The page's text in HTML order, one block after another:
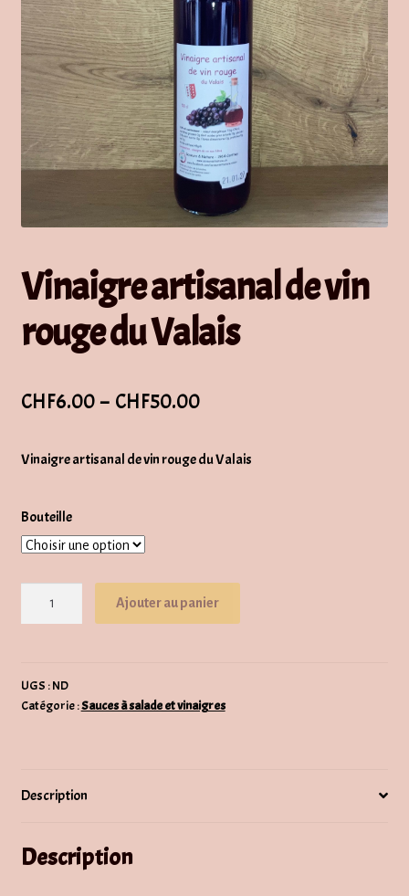
Vinaigre artisanal de vin
rouge du Valais
CHF6.00– CHF50.00Plage
prix :
Vinaigre artisanal de vin rouge du Valais
Bouteille
de
vin
Ajouter au panier
UGS :ND
Catégorie :Sauces à salade et vinaigres
Description
Description